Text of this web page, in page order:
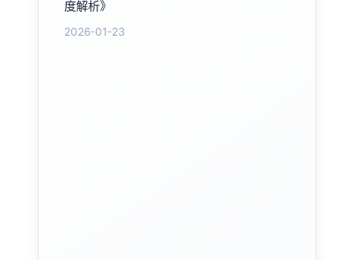
度解析》
2026-01-23